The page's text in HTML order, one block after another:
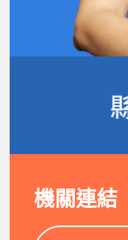
機關連結